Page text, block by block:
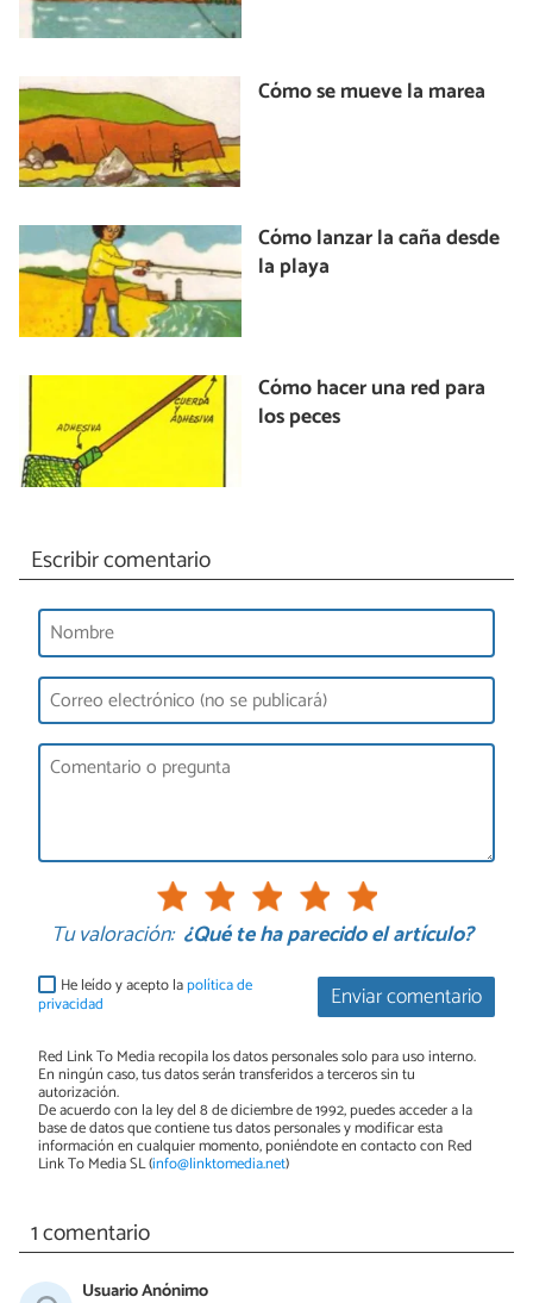
Cómo se mueve la marea
Cómo lanzar la caña desde
la playa
Cómo hacer una red para
los peces
Escribir comentario
Tu valoración: ¿Qué te ha parecido el artículo?
Enviar comentario
He leído y acepto lapolítica de
privacidad
Red Link To Media recopila los datos personales solo para uso interno.
En ningún caso, tus datos serán transferidos a terceros sin tu
autorización.
De acuerdo con la ley del 8 de diciembre de 1992, puedes acceder a la
base de datos que contiene tus datos personales y modificar esta
información en cualquier momento, poniéndote en contacto con Red
Link To Media SL (info@linktomedia.net)
1 comentario
Usuario Anónimo